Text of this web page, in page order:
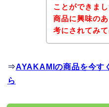
ことができま
商品に興味の
考にされてみ
⇒AYAKAMIの商品を今す
ら